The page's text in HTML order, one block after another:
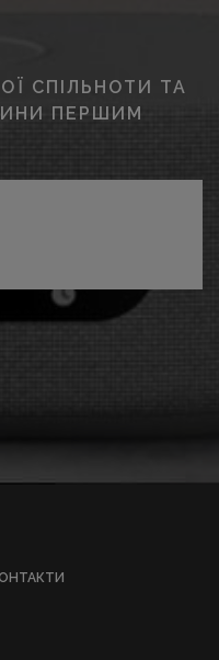
СПІЛЬНОТИ ТА
ПЕРШИМ